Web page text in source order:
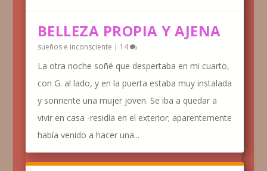
BELLEZA PROPIA Y AJENA
sueños e inconsciente | 14
La otra noche soñé que despertaba en mi cuarto,
con G. al lado, y en la puerta estaba muy instalada
y sonriente una mujer joven. Se iba a quedar a
vivir en casa -residía en el exterior; aparentemente
había venido a hacer una...